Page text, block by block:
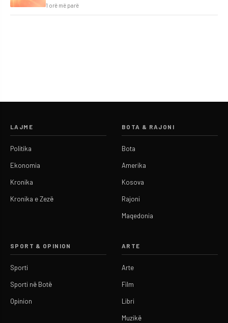
1 orë më parë
LAJME
Politika
Ekonomia
Kronika
Kronika e Zezë
BOTA & RAJONI
Bota
Amerika
Kosova
Rajoni
Maqedonia
SPORT & OPINION
Sporti
Sporti në Botë
Opinion
ARTE
Arte
Film
Libri
Muzikë